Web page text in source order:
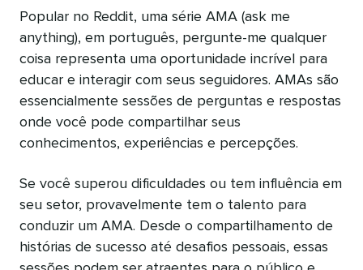
Popular no Reddit, uma série AMA (ask me
anything), em português, pergunte-me qualquer
coisa representa uma oportunidade incrível para
educar e interagir com seus seguidores. AMAs são
essencialmente sessões de perguntas e respostas
onde você pode compartilhar seus
conhecimentos, experiências e percepções.
Se você superou dificuldades ou tem influência em
seu setor, provavelmente tem o talento para
conduzir um AMA. Desde o compartilhamento de
histórias de sucesso até desafios pessoais, essas